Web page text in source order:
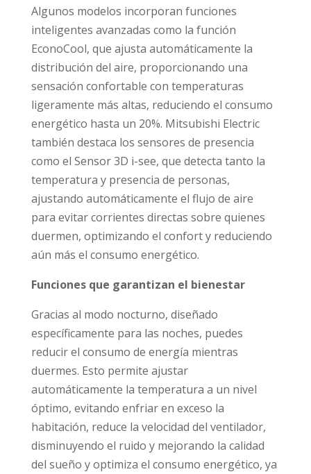
Algunos modelos incorporan funciones
inteligentes avanzadas como la función
EconoCool, que ajusta automáticamente la
distribución del aire, proporcionando una
sensación confortable con temperaturas
ligeramente más altas, reduciendo el consumo
energético hasta un 20%. Mitsubishi Electric
también destaca los sensores de presencia
como el Sensor 3D i-see, que detecta tanto la
temperatura y presencia de personas,
ajustando automáticamente el flujo de aire
para evitar corrientes directas sobre quienes
duermen, optimizando el confort y reduciendo
aún más el consumo energético.
Funciones que garantizan el bienestar
Gracias al modo nocturno, diseñado
específicamente para las noches, puedes
reducir el consumo de energía mientras
duermes. Esto permite ajustar
automáticamente la temperatura a un nivel
óptimo, evitando enfriar en exceso la
habitación, reduce la velocidad del ventilador,
disminuyendo el ruido y mejorando la calidad
del sueño y optimiza el consumo energético, ya